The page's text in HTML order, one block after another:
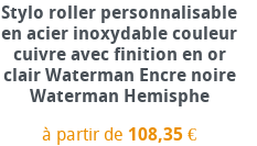
Stylo roller personnalisable
en acier inoxydable couleur
cuivre avec finition en or
clair Waterman Encre noire
Waterman Hemisphe
à partir de 108,35 €